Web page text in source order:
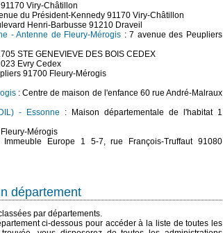
Viry-Châtillon
du Président-Kennedy 91170 Viry-Châtillon
Henri-Barbusse 91210 Draveil
- Antenne de Fleury-Mérogis : 7 avenue des Peupliers
STE GENEVIEVE DES BOIS CEDEX
Evry Cedex
91700 Fleury-Mérogis
: Centre de maison de l'enfance 60 rue André-Malraux
- Essonne : Maison départementale de l'habitat 1
Mérogis
Immeuble Europe 1 5-7, rue François-Truffaut 91080
département
par départements.
ci-dessous pour accéder à la liste de toutes les